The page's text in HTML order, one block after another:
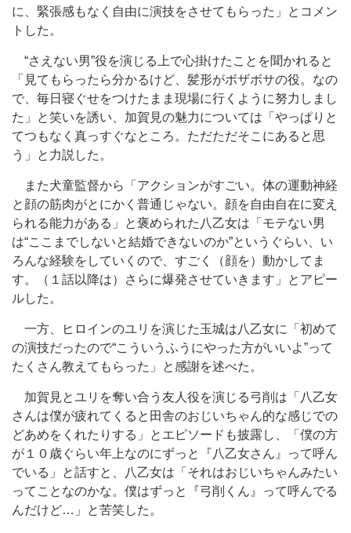
に、緊張感もなく自由に演技をさせてもらった」とコメン
トした。
“さえない男”役を演じる上で心掛けたことを聞かれると
「見てもらったら分かるけど、髪形がボザボサの役。なの
で、毎日寝ぐせをつけたまま現場に行くように努力しまし
た」と笑いを誘い、加賀見の魅力については「やっぱりと
てつもなく真っすぐなところ。ただただそこにあると思
う」と力説した。
また犬童監督から「アクションがすごい。体の運動神経
と顔の筋肉がとにかく普通じゃない。顔を自由自在に変え
られる能力がある」と褒められた八乙女は「モテない男
は“ここまでしないと結婚できないのか”というぐらい、い
ろんな経験をしていくので、すごく（顔を）動かしてま
す。（１話以降は）さらに爆発させていきます」とアピー
ルした。
一方、ヒロインのユリを演じた玉城は八乙女に「初めて
の演技だったので“こういうふうにやった方がいいよ”って
たくさん教えてもらった」と感謝を述べた。
加賀見とユリを奪い合う友人役を演じる弓削は「八乙女
さんは僕が疲れてくると田舎のおじいちゃん的な感じでの
どあめをくれたりする」とエピソードも披露し、「僕の方
が１０歳ぐらい年上なのにずっと『八乙女さん』って呼ん
でいる」と話すと、八乙女は「それはおじいちゃんみたい
ってことなのかな。僕はずっと『弓削くん』って呼んでる
んだけど…」と苦笑した。